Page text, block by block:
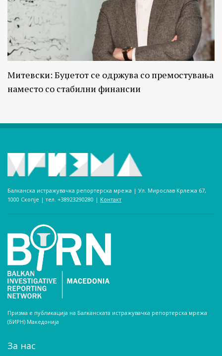
Митевски: Буџетот се одржува со премостувања
наместо со стабилни финансии
Балканска истражувачка репортерска мрежа | Ул. Мирослав Крлежа 67,
1000 Скопје | тел. +38923290280­ | Контакт
Призма е публикација на Балканската истражувачка репортерска мрежа
(БИРН) Македонија
За нас